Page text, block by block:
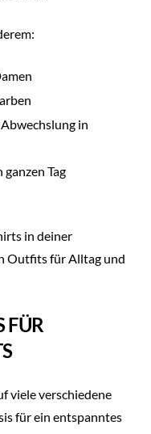
in
ganzen Tag
in deiner
Outfits für Alltag und
FÜR
viele verschiedene
für ein entspanntes